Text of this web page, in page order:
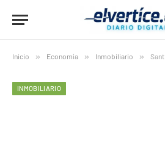
Inicio » Economía » Inmobiliario » Sant Cugat
INMOBILIARIO